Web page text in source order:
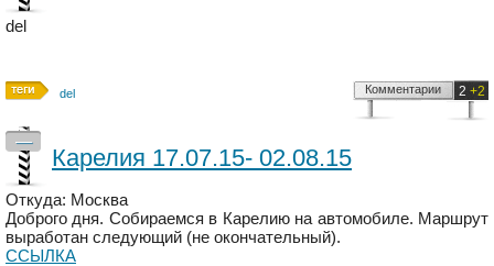
del
del 2 +2
Комментарии
—
Карелия 17.07.15- 02.08.15
Откуда: Москва
Доброго дня. Собираемся в Карелию на автомобиле. Маршрут
выработан следующий (не окончательный).
ССЫЛКА